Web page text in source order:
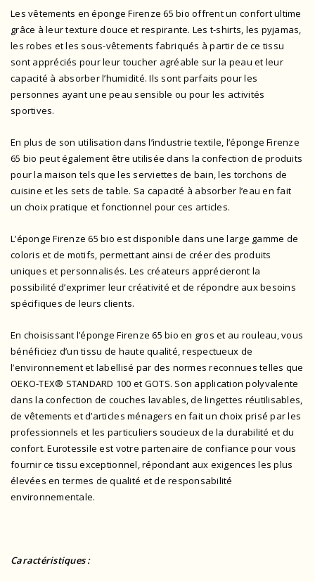
Les vêtements en éponge Firenze 65 bio offrent un confort ultime
grâce à leur texture douce et respirante. Les t-shirts, les pyjamas,
les robes et les sous-vêtements fabriqués à partir de ce tissu
sont appréciés pour leur toucher agréable sur la peau et leur
capacité à absorber l’humidité. Ils sont parfaits pour les
personnes ayant une peau sensible ou pour les activités
sportives.
En plus de son utilisation dans l’industrie textile, l’éponge Firenze
65 bio peut également être utilisée dans la confection de produits
pour la maison tels que les serviettes de bain, les torchons de
cuisine et les sets de table. Sa capacité à absorber l’eau en fait
un choix pratique et fonctionnel pour ces articles.
L’éponge Firenze 65 bio est disponible dans une large gamme de
coloris et de motifs, permettant ainsi de créer des produits
uniques et personnalisés. Les créateurs apprécieront la
possibilité d’exprimer leur créativité et de répondre aux besoins
spécifiques de leurs clients.
En choisissant l’éponge Firenze 65 bio en gros et au rouleau, vous
bénéficiez d’un tissu de haute qualité, respectueux de
l’environnement et labellisé par des normes reconnues telles que
OEKO-TEX® STANDARD 100 et GOTS. Son application polyvalente
dans la confection de couches lavables, de lingettes réutilisables,
de vêtements et d’articles ménagers en fait un choix prisé par les
professionnels et les particuliers soucieux de la durabilité et du
confort. Eurotessile est votre partenaire de confiance pour vous
fournir ce tissu exceptionnel, répondant aux exigences les plus
élevées en termes de qualité et de responsabilité
environnementale.
Caractéristiques :